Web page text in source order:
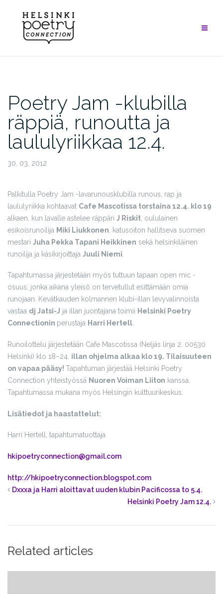
content
Poetry Jam -klubilla
räppiä, runoutta ja
laululyriikkaa 12.4.
30. 03. 2012
Palkitulla Poetry Jam -lavarunousklubilla runous, rap ja
laululyriikka kohtaavat Cafe Mascotissa torstaina 12.4. klo 19
alkaen, kun lavalle astelee räppäri J Riskit , oululainen
esikoisrunoilija Miki Liukkonen , katusoiton hallitseva suomen
mestari Juha Pekka Tapani Heikkinen sekä helsinkiläinen
runoilija ja käsikirjoittaja Juuli Niemi
Tapahtumassa järjestetään myös tuttuun tapaan open mic -
osuus, jonka aikana yleisö on tervetullut esittämään omia
runojaan. Kevätkauden kolmannen klubi-illan levyvalinnoista
vastaa dj Jatsi-J ja illan juontajana toimii Helsinki Poetry
Connectionin perustaja Harri Hertell.
Runoilottelu järjestetään Cafe Mascotissa (Neljäs linja 2, 00530
Helsinki) klo 18–24, illan ohjelma alkaa klo 19. Tilaisuuteen
on vapaa pääsy! Tapahtuman järjestää Helsinki Poetry
Connection yhteistyössä Nuoren Voiman Liiton kanssa.
Tapahtumassa mukana myös Helsingin kulttuurikeskus.
Lisätiedot ja haastattelut:
Harri Hertell, tapahtumatuottaja
hkipoetryconnection@gmail.com
http://hkipoetryconnection.blogspot.com
Dxxxa ja Harri aloittavat uuden klubin Pacificossa to 5.4.
Helsinki Poetry Jam 12.4.
Related articles